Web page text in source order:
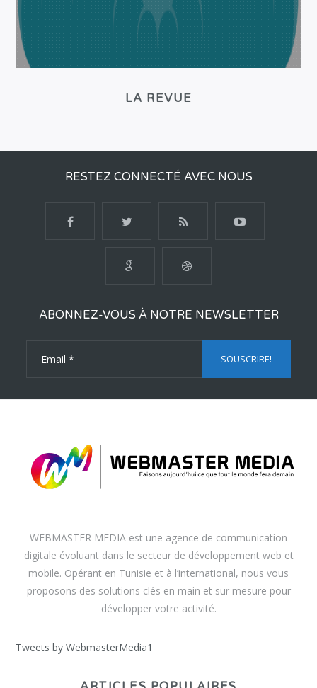
LA REVUE
RESTEZ CONNECTÉ AVEC NOUS
ABONNEZ-VOUS À NOTRE NEWSLETTER
WEBMASTER MEDIA est une agence de communication
digitale évoluant dans le secteur de développement web et
mobile. Opérant en Tunisie et à l’international, nous vous
proposons des solutions clés en main et sur mesure pour
développer votre activité.
Tweets by WebmasterMedia1